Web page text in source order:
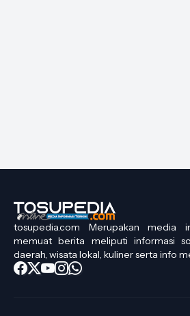
tosupedia.com Merupakan media
memuat berita meliputi informasi
daerah, wisata lokal, kuliner serta info